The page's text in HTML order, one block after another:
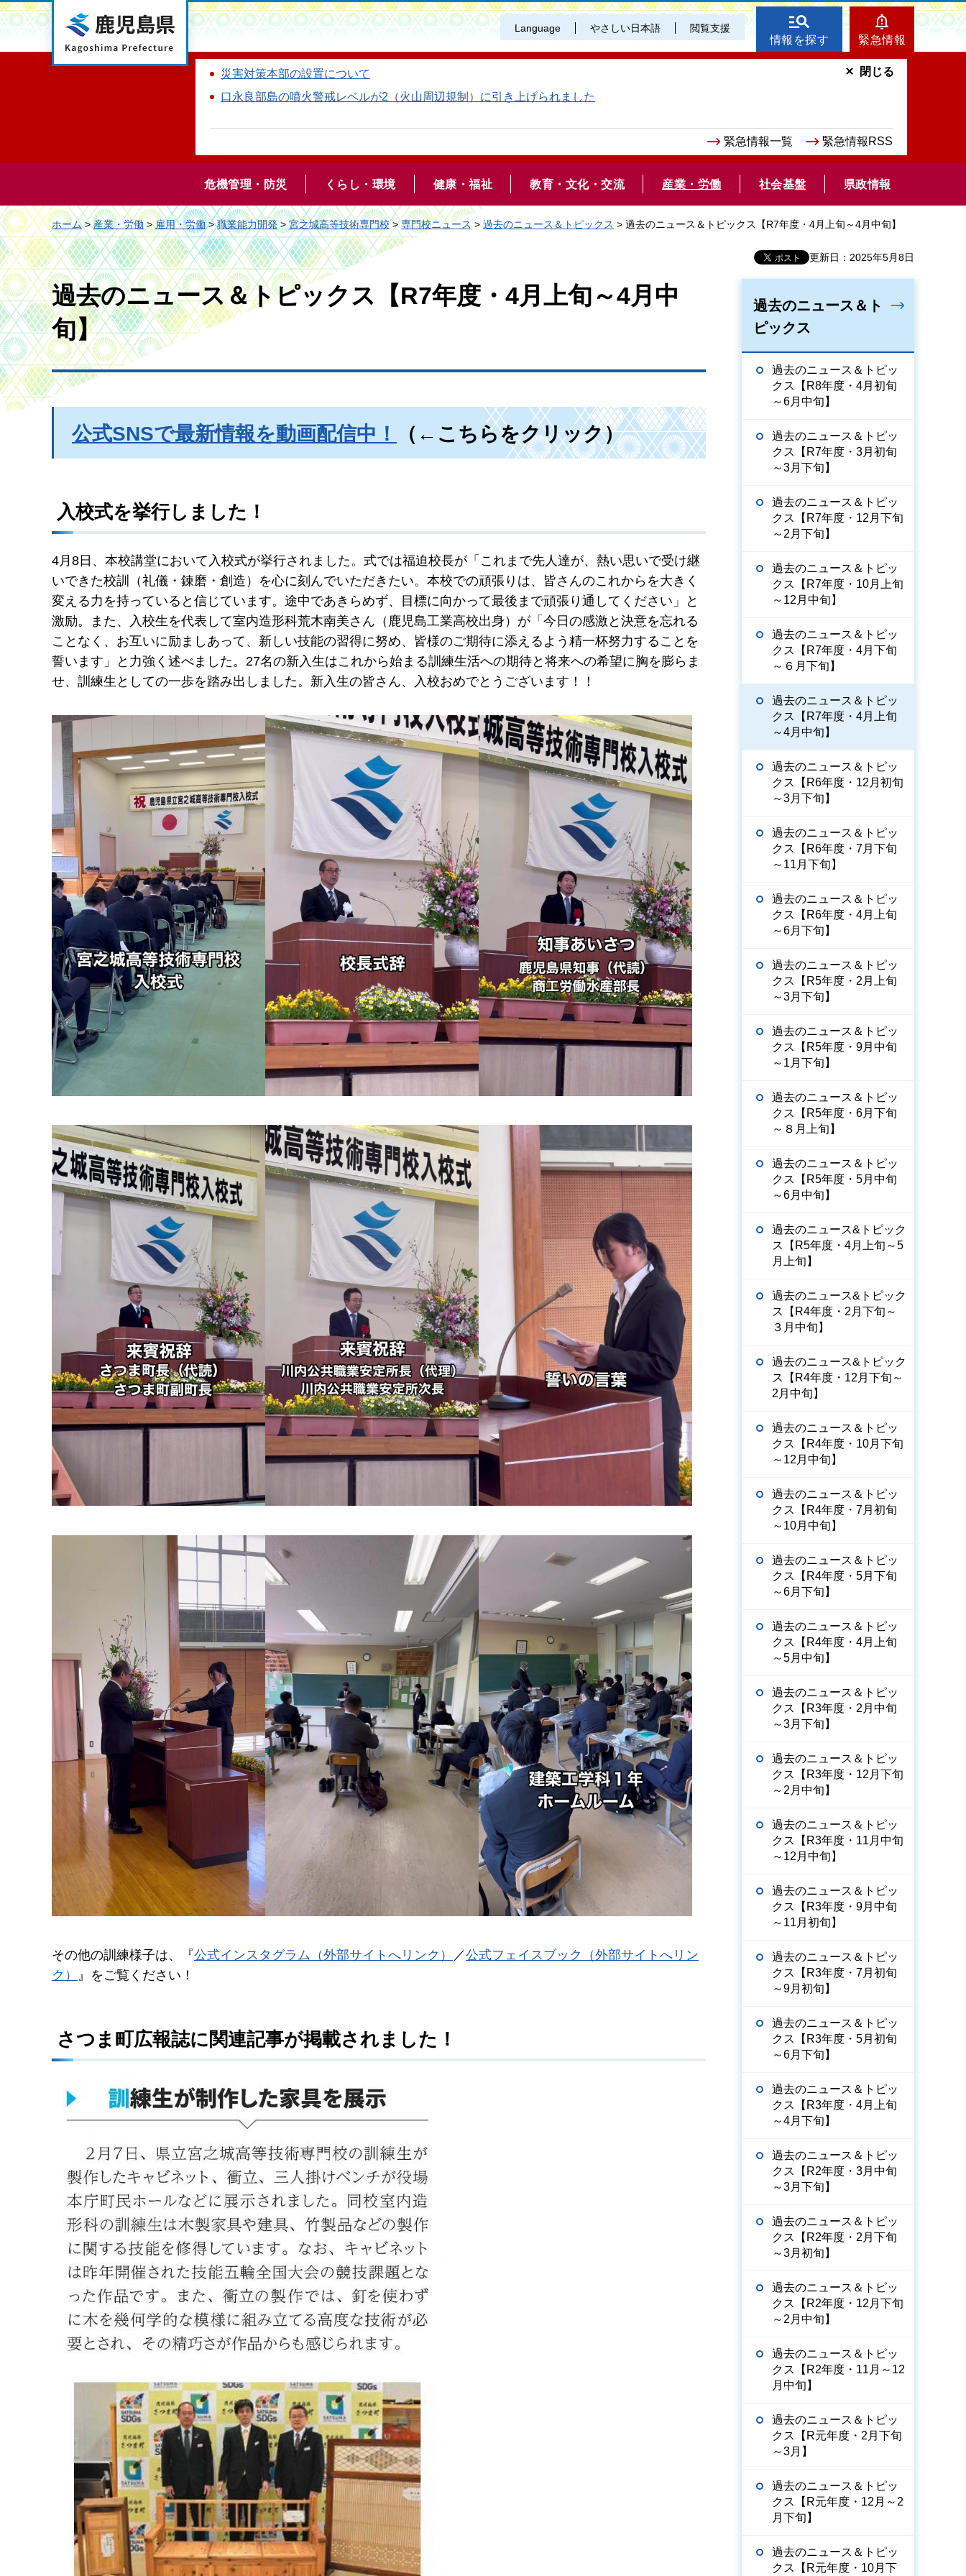
鹿児島県 Language やさしい日本語 閲覧支援
情報を探す 緊急情報
災害対策本部の設置について
口永良部島の噴火警戒レベルが2（火山周辺規制）に引き上げられました
緊急情報一覧 緊急情報RSS
閉じる
危機管理・防災 くらし・環境 健康・福祉 教育・文化・交流 産業・労働 社会基盤 県政情報
ホーム>産業・労働>雇用・労働>職業能力開発>宮之城高等技術専門校>専門校ニュース > 過去のニュース＆トピックス > 過去のニュース＆トピックス【R7年度・4月上旬～4月中旬】
更新日：2025年5月8日
過去のニュース＆トピックス【R7年度・4月上旬～4月中
旬】
公式SNSで最新情報を動画配信中！ （←こちらをクリック）
入校式を挙行しました！
4月8日、本校講堂において入校式が挙行されました。式では福迫校長が「これまで先人達が、熱い思いで受け継
いできた校訓（礼儀・錬磨・創造）を心に刻んでいただきたい。本校での頑張りは、皆さんのこれからを大きく
変える力を持っていると信じています。途中であきらめず、目標に向かって最後まで頑張り通してください」と
激励。また、入校生を代表して室内造形科荒木南美さん（鹿児島工業高校出身）が「今日の感激と決意を忘れる
ことなく、お互いに励ましあって、新しい技能の習得に努め、皆様のご期待に添えるよう精一杯努力することを
誓います」と力強く述べました。27名の新入生はこれから始まる訓練生活への期待と将来への希望に胸を膨らま
せ、訓練生としての一歩を踏み出しました。新入生の皆さん、入校おめでとうございます！！
その他の訓練様子は、『公式インスタグラム（外部サイトへリンク） ／公式フェイスブック（外部サイトへリン
ク）
』をご覧ください！
さつま町広報誌に関連記事が掲載されました！
過去のニュース＆ト
ピックス
過去のニュース＆トピッ
クス【R8年度・4月初旬
～6月中旬】
過去のニュース＆トピッ
クス【R7年度・3月初旬
～3月下旬】
過去のニュース＆トピッ
クス【R7年度・12月下旬
～2月下旬】
過去のニュース＆トピッ
クス【R7年度・10月上旬
～12月中旬】
過去のニュース＆トピッ
クス【R7年度・4月下旬
～６月下旬】
過去のニュース＆トピッ
クス【R7年度・4月上旬
～4月中旬】
過去のニュース＆トピッ
クス【R6年度・12月初旬
～3月下旬】
過去のニュース＆トピッ
クス【R6年度・7月下旬
～11月下旬】
過去のニュース＆トピッ
クス【R6年度・4月上旬
～6月下旬】
過去のニュース＆トピッ
クス【R5年度・2月上旬
～3月下旬】
過去のニュース＆トピッ
クス【R5年度・9月中旬
～1月下旬】
過去のニュース＆トピッ
クス【R5年度・6月下旬
～８月上旬】
過去のニュース＆トピッ
クス【R5年度・5月中旬
～6月中旬】
過去のニュース&トピック
ス【R5年度・4月上旬～5
月上旬】
過去のニュース&トピック
ス【R4年度・2月下旬～
３月中旬】
過去のニュース&トピック
ス【R4年度・12月下旬～
2月中旬】
過去のニュース＆トピッ
クス【R4年度・10月下旬
～12月中旬】
過去のニュース＆トピッ
クス【R4年度・7月初旬
～10月中旬】
過去のニュース＆トピッ
クス【R4年度・5月下旬
～6月下旬】
過去のニュース＆トピッ
クス【R4年度・4月上旬
～5月中旬】
過去のニュース＆トピッ
クス【R3年度・2月中旬
～3月下旬】
過去のニュース＆トピッ
クス【R3年度・12月下旬
～2月中旬】
過去のニュース＆トピッ
クス【R3年度・11月中旬
～12月中旬】
過去のニュース＆トピッ
クス【R3年度・9月中旬
～11月初旬】
過去のニュース＆トピッ
クス【R3年度・7月初旬
～9月初旬】
過去のニュース＆トピッ
クス【R3年度・5月初旬
～6月下旬】
過去のニュース＆トピッ
クス【R3年度・4月上旬
～4月下旬】
過去のニュース＆トピッ
クス【R2年度・3月中旬
～3月下旬】
過去のニュース＆トピッ
クス【R2年度・2月下旬
～3月初旬】
過去のニュース＆トピッ
クス【R2年度・12月下旬
～2月中旬】
過去のニュース＆トピッ
クス【R2年度・11月～12
月中旬】
過去のニュース＆トピッ
クス【R元年度・2月下旬
～3月】
過去のニュース＆トピッ
クス【R元年度・12月～2
月下旬】
過去のニュース＆トピッ
クス【R元年度・10月下